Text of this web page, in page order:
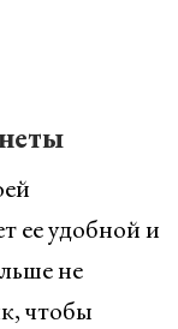
ее удобной и
не
чтобы